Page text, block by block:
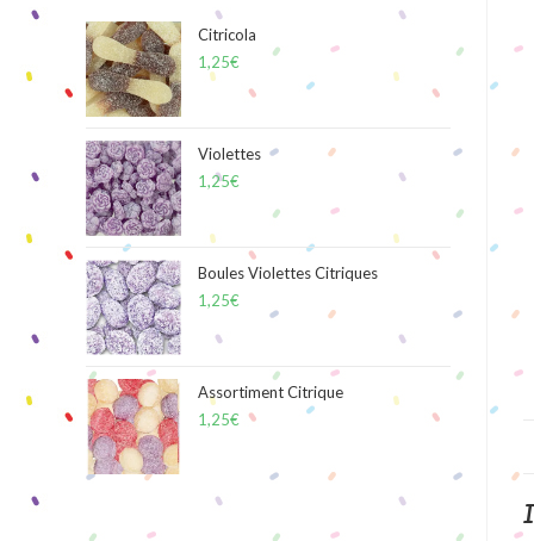
Citricola
1,25€
Violettes
1,25€
Boules Violettes Citriques
1,25€
Assortiment Citrique
1,25€